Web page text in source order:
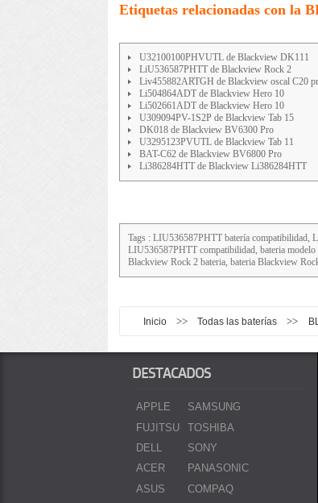
Etiquetas relacionadas con la
U32100100PHVUTL de Blackview DK111
LiU536587PHTT de Blackview Rock 2
Liv455882ARTGH de Blackview oscal C20
Li504864ADT de Blackview Hero 10
Li502661ADT de Blackview Hero 10
U309094PV-1S2P de Blackview Tab 15
DK018 de Blackview BV6300 Pro
U3295123PVUTL de Blackview Tab 11
BAT-C62 de Blackview BV6800 Pro
Li386284HTT de Blackview Li386284HTT
Tags : LIU536587PHTT batería
LIU536587PHTT compatibilidad, bateria
Blackview Rock 2 bateria, bateria Blackview
Inicio >> Todas las baterías >>
DESTACADOS
APPLE
FUJITSU
DELL
ACER
ASUS
SAMSUNG
TOSHIBA
SONY
PANASONIC
COMPAQ